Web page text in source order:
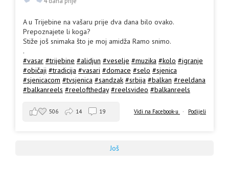
A u Trijebine na vašaru prije dva dana bilo ovako.
Prepoznajete li koga?
Stiže još snimaka što je moj amidža Ramo snimo.
.
#vasar #trijebine #alidjun #veselje #muzika #kolo #igranje
#običaji #tradicija #vasari #domace #selo #sjenica
#sjenicacom #tvsjenica #sandzak #srbija #balkan #reeldana
#balkanreels #reeloftheday #reelsvideo #balkanreels
Vidi na Facebook-u · Podijeli
506 14 19
Još